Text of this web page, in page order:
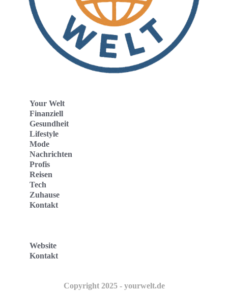
Your Welt
Finanziell
Gesundheit
Lifestyle
Mode
Nachrichten
Profis
Reisen
Tech
Zuhause
Kontakt
Website
Kontakt
Copyright 2025 - yourwelt.de